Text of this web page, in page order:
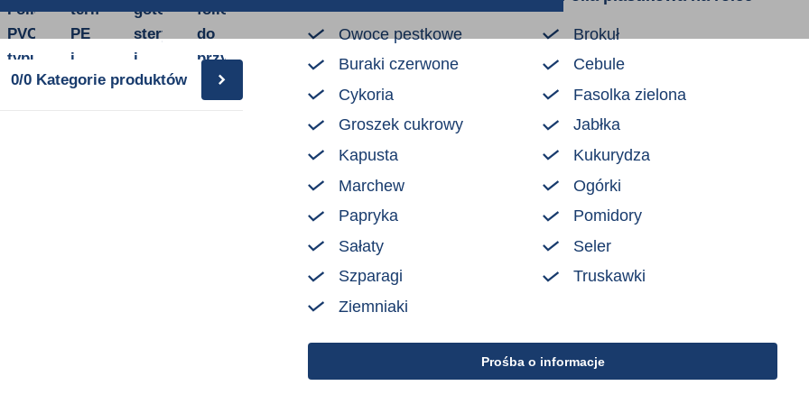
Folia
PVC
typu
overwrap
termokurczliwa
PE
i
POF
gotowania,
sterylizacji
i
pasteryzacji
foliowe
do
przykrywania
skrzynek
0/0Kategorie produktów
Owoce pestkowe
Brokuł
Buraki czerwone
Cebule
Cykoria
Fasolka zielona
Groszek cukrowy
Jabłka
Kapusta
Kukurydza
Marchew
Ogórki
Papryka
Pomidory
Sałaty
Seler
Szparagi
Truskawki
Ziemniaki
Prośba o informacje